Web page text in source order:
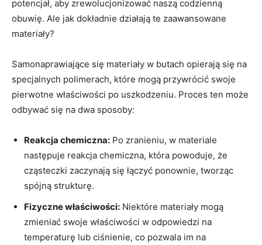
potencjał, aby zrewolucjonizować naszą codzienną
obuwię. Ale jak dokładnie działają te zaawansowane
materiały?
Samonaprawiające się materiały w butach opierają się na
specjalnych polimerach, które mogą przywrócić swoje
pierwotne właściwości po uszkodzeniu. Proces ten może
odbywać się na dwa sposoby:
Reakcja chemiczna: Po zranieniu, w materiale
następuje reakcja chemiczna, która powoduje, że
cząsteczki zaczynają się łączyć ponownie, tworząc
spójną strukturę.
Fizyczne właściwości: Niektóre materiały mogą
zmieniać swoje właściwości w odpowiedzi na
temperaturę lub ciśnienie, co pozwala im na